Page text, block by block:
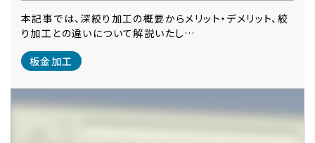
本記事では、深絞り加工の概要からメリット・デメリット、絞
り加工との違いについて解説いたし…
板金加工